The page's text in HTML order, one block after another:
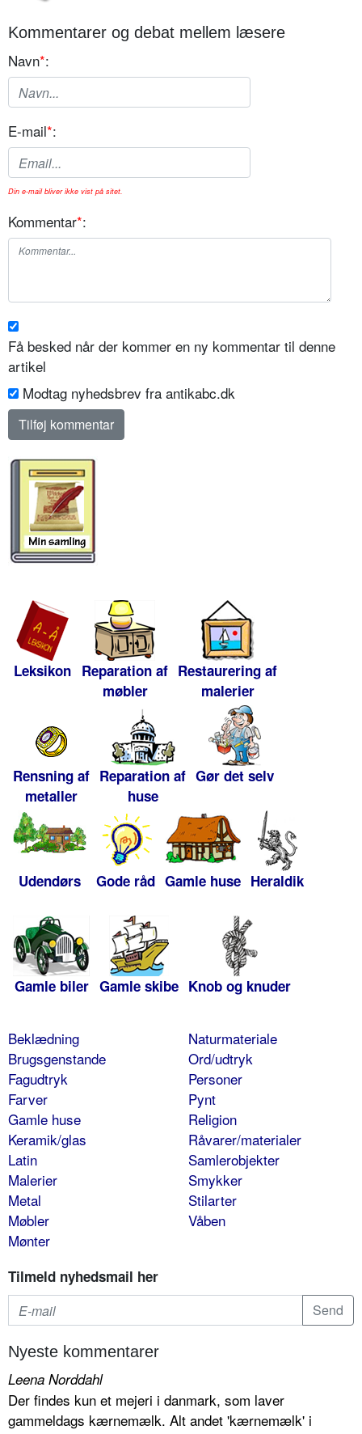
Kommentarer og debat mellem læsere
Navn*:
E-mail*:
Din e-mail bliver ikke vist på sitet.
Kommentar*:
Få besked når der kommer en ny kommentar til denne
artikel
Modtag nyhedsbrev fra antikabc.dk
Leksikon Reparation af
møbler
Restaurering af
malerier
Rensning af
metaller
Reparation af
huse
Gør det selv
Udendørs Gode råd Gamle huse Heraldik
Gamle biler Gamle skibe Knob og knuder
Beklædning
Brugsgenstande
Fagudtryk
Farver
Gamle huse
Keramik/glas
Latin
Malerier
Metal
Møbler
Mønter
Naturmateriale
Ord/udtryk
Personer
Pynt
Religion
Råvarer/materialer
Samlerobjekter
Smykker
Stilarter
Våben
Tilmeld nyhedsmail her
Nyeste kommentarer
Leena Norddahl
Der findes kun et mejeri i danmark, som laver
gammeldags kærnemælk. Alt andet 'kærnemælk' i